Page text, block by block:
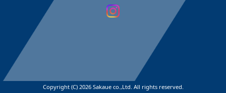
Copyright (C) 2026 Sakaue co.,Ltd. All rights reserved.